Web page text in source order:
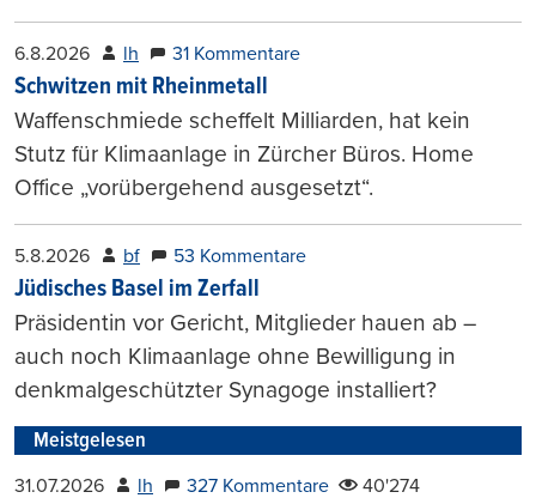
6.8.2026 lh 31 Kommentare
Schwitzen mit Rheinmetall
Waffenschmiede scheffelt Milliarden, hat kein
Stutz für Klimaanlage in Zürcher Büros. Home
Office „vorübergehend ausgesetzt“.
5.8.2026 bf 53 Kommentare
Jüdisches Basel im Zerfall
Präsidentin vor Gericht, Mitglieder hauen ab –
auch noch Klimaanlage ohne Bewilligung in
denkmalgeschützter Synagoge installiert?
Meistgelesen
31.07.2026 lh 327 Kommentare 40'274